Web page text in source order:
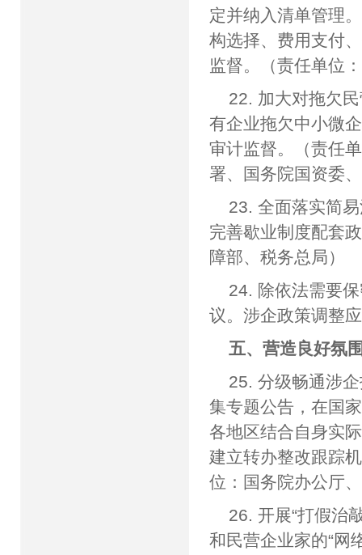
定并纳入清单管理
构选择、费用支付
监督。（责任单位
22. 加大对拖欠
有企业拖欠中小微
审计监督。（责任
署、国务院国资委
23. 全面落实简
完善歇业制度配套
障部、税务总局）
24. 除依法需要
议。涉企政策调整
五、营造良好氛
25. 分级畅通涉
集专题公告，在国
各地区结合自身实
建立转办整改跟踪
位：国务院办公厅
26. 开展“打假治
和民营企业家的“网